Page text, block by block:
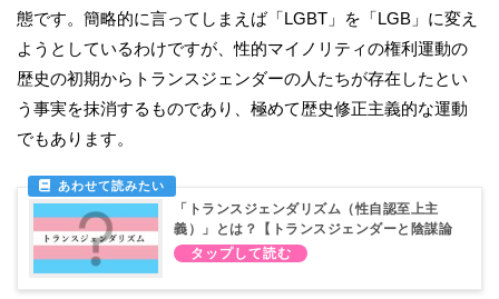
態です。簡略的に言ってしまえば「LGBT」を「LGB」に変え
ようとしているわけですが、性的マイノリティの権利運動の
歴史の初期からトランスジェンダーの人たちが存在したとい
う事実を抹消するものであり、極めて歴史修正主義的な運動
でもあります。
「トランスジェンダリズム（性自認至上主
義）」とは？【トランスジェンダーと陰謀論
①】